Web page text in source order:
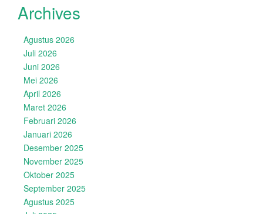
Archives
Agustus 2026
Juli 2026
Juni 2026
Mei 2026
April 2026
Maret 2026
Februari 2026
Januari 2026
Desember 2025
November 2025
Oktober 2025
September 2025
Agustus 2025